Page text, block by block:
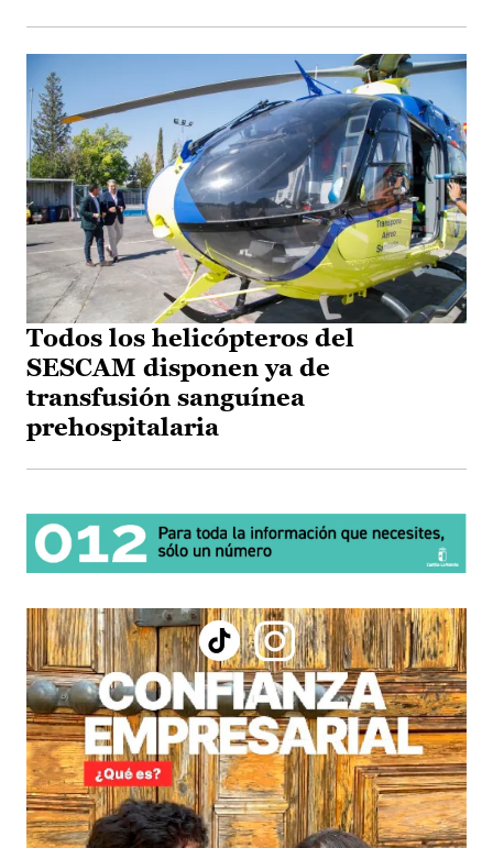
Todos los helicópteros del
SESCAM disponen ya de
transfusión sanguínea
prehospitalaria